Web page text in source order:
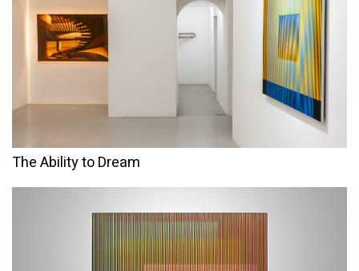
The Ability to Dream